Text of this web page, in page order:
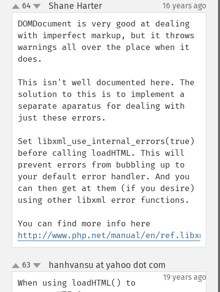
up
down
64 Shane Harter¶ 16 years ago
DOMDocument is very good at dealing
with imperfect markup, but it throws
warnings all over the place when it
does.
This isn't well documented here. The
solution to this is to implement a
separate aparatus for dealing with
just these errors.
Set libxml_use_internal_errors(true)
before calling loadHTML. This will
prevent errors from bubbling up to
your default error handler. And you
can then get at them (if you desire)
using other libxml error functions.
http://www.php.net/manual/en/
up
down
63 hanhvansu at yahoo dot com
19 years ago
When using loadHTML() to